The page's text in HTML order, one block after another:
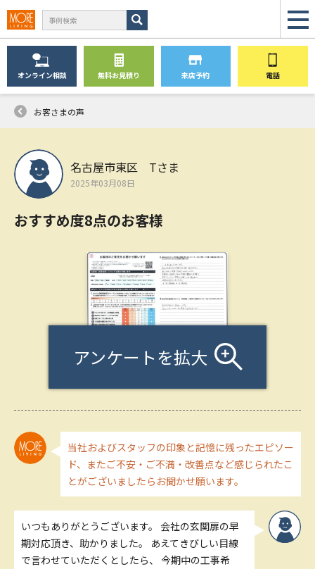
オンライン相談 無料お見積り 来店予約 電話
お客さまの声
名古屋市東区 Tさま
2025年03月08日
おすすめ度8点のお客様
アンケートを拡大
当社およびスタッフの印象と記憶に残ったエピソー
ド、またご不安・ご不満・改善点など感じられたこ
とがございましたらお聞かせ願います。
いつもありがとうございます。 会社の玄関扉の早
期対応頂き、助かりました。 あえてきびしい目線
で言わせていただくとしたら、 今期中の工事希